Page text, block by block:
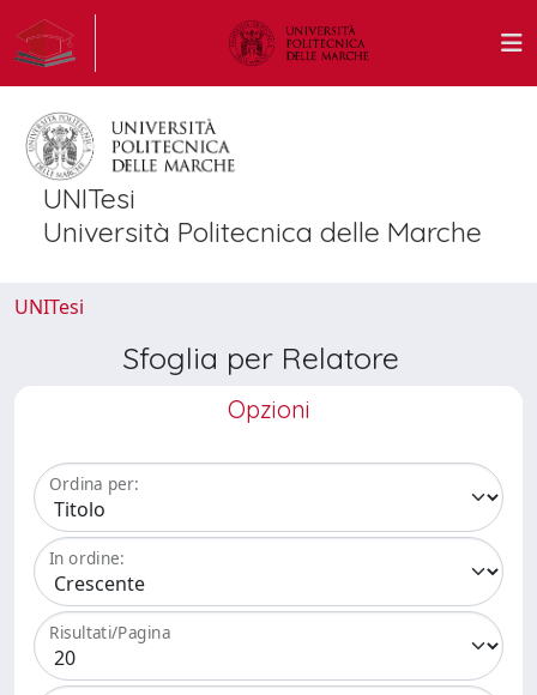
UNITesi
Università Politecnica delle Marche
UNITesi
Sfoglia per Relatore
Opzioni
Ordina per:
In ordine:
Risultati/Pagina